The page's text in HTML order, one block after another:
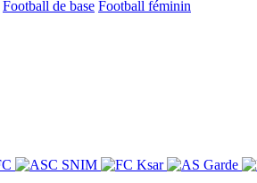
Football de base Football féminin